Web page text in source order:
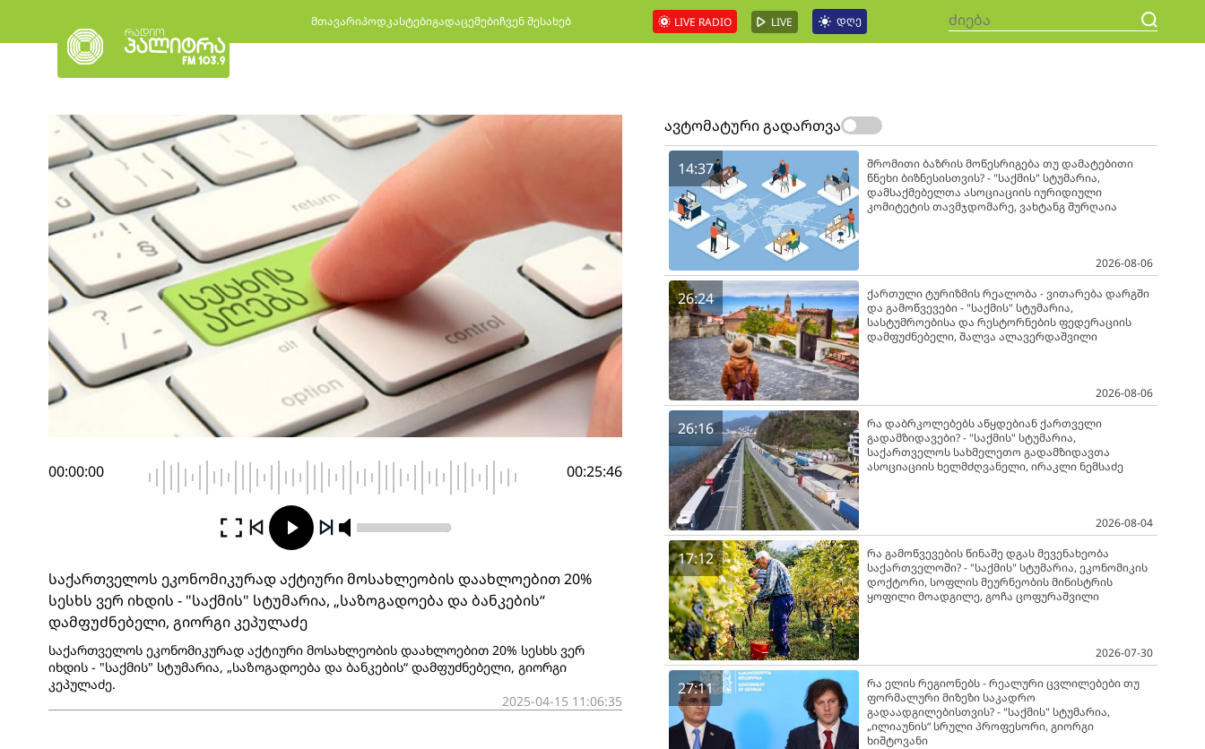
მთავარიპოდკასტებიგადაცემებიჩვენ შესახებ LIVE RADIO LIVE დღე
00:00:00 00:25:46
საქართველოს ეკონომიკურად აქტიური მოსახლეობის დაახლოებით 20%
სესხს ვერ იხდის - "საქმის" სტუმარია, „საზოგადოება და ბანკების“
დამფუძნებელი, გიორგი კეპულაძე
საქართველოს ეკონომიკურად აქტიური მოსახლეობის დაახლოებით 20% სესხს ვერ
იხდის - "საქმის" სტუმარია, „საზოგადოება და ბანკების“ დამფუძნებელი, გიორგი
კეპულაძე.
2025-04-15 11:06:35
ავტომატური გადართვა
14:37
შრომითი ბაზრის მოწესრიგება თუ დამატებითი
წნეხი ბიზნესისთვის? - "საქმის" სტუმარია,
დამსაქმებელთა ასოციაციის იურიდიული
კომიტეტის თავმჯდომარე, ვახტანგ შურღაია
2026-08-06
26:24
ქართული ტურიზმის რეალობა - ვითარება დარგში
და გამოწვევები - "საქმის" სტუმარია,
სასტუმროებისა და რესტორნების ფედერაციის
დამფუძნებელი, შალვა ალავერდაშვილი
2026-08-06
26:16
რა დაბრკოლებებს აწყდებიან ქართველი
გადამზიდავები? - "საქმის" სტუმარია,
საქართველოს სახმელეთო გადამზიდავთა
ასოციაციის ხელმძღვანელი, ირაკლი ნემსაძე
2026-08-04
17:12
რა გამოწვევების წინაშე დგას მევენახეობა
საქართველოში? - "საქმის" სტუმარია, ეკონომიკის
დოქტორი, სოფლის მეურნეობის მინისტრის
ყოფილი მოადგილე, გოჩა ცოფურაშვილი
2026-07-30
27:11
რა ელის რეგიონებს - რეალური ცვლილებები თუ
ფორმალური მიზეზი საკადრო
გადაადგილებისთვის? - "საქმის" სტუმარია,
„ილიაუნის“ სრული პროფესორი, გიორგი
ხიშტოვანი